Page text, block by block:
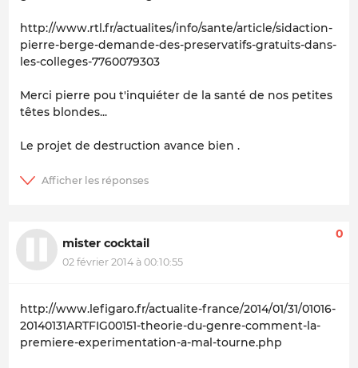
http://www.rtl.fr/actualites/info/sante/article/sidaction-
pierre-berge-demande-des-preservatifs-gratuits-dans-
les-colleges-7760079303
Merci pierre pou t'inquiéter de la santé de nos petites
têtes blondes...
Le projet de destruction avance bien .
mister cocktail
02 février 2014 à 00:10:55
0
http://www.lefigaro.fr/actualite-france/2014/01/31/01016-
20140131ARTFIG00151-theorie-du-genre-comment-la-
premiere-experimentation-a-mal-tourne.php